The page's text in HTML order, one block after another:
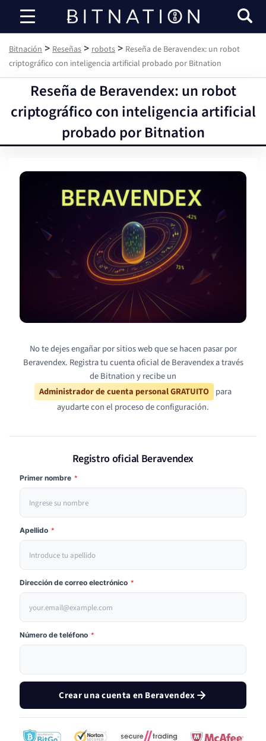
Bitnación
Bitnación > Reseñas > robots > Reseña de Beravendex: un robot
criptográfico con inteligencia artificial probado por Bitnation
Reseña de Beravendex: un robot
criptográfico con inteligencia artificial
probado por Bitnation
No te dejes engañar por sitios web que se hacen pasar por
Beravendex. Registra tu cuenta oficial de Beravendex a través
de Bitnation y recibe un
Administrador de cuenta personal GRATUITO para
ayudarte con el proceso de configuración.
Registro oficial Beravendex
Primer nombre *
Apellido *
Dirección de correo electrónico *
Número de teléfono *
Crear una cuenta en Beravendex